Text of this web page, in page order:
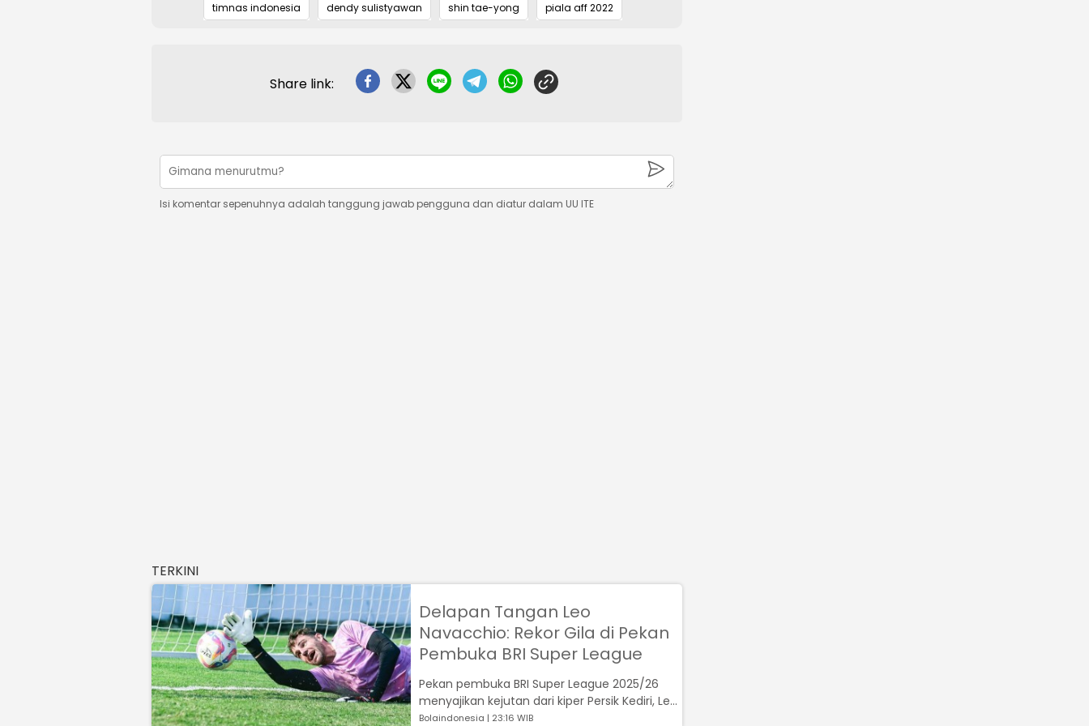
timnas indonesia dendy sulistyawan shin tae-yong piala aff 2022
Share link:
Isi komentar sepenuhnya adalah tanggung jawab pengguna dan diatur dalam UU ITE
TERKINI
Delapan Tangan Leo
Navacchio: Rekor Gila di Pekan
Pembuka BRI Super League
Pekan pembuka BRI Super League 2025/26
menyajikan kejutan dari kiper Persik Kediri, Leo
Navacchio, yang dinobatkan sebag...
Bolaindonesia | 23:16 WIB